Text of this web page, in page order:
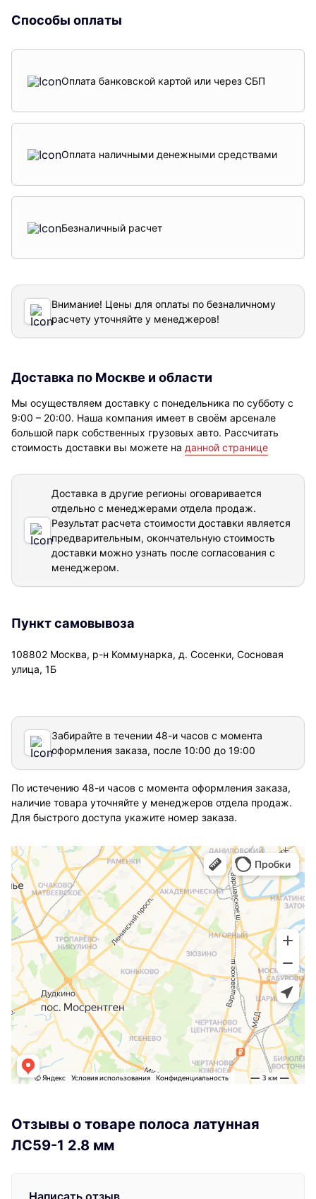
Способы оплаты
Оплата банковской картой или через СБП
Оплата наличными денежными средствами
Безналичный расчет
Внимание! Цены для оплаты по безналичному
расчету уточняйте у менеджеров!
Доставка по Москве и области
Мы осуществляем доставку с понедельника по субботу с
9:00 – 20:00. Наша компания имеет в своём арсенале
большой парк собственных грузовых авто. Рассчитать
стоимость доставки вы можете на данной странице
Доставка в другие регионы оговаривается
отдельно с менеджерами отдела продаж.
Результат расчета стоимости доставки является
предварительным, окончательную стоимость
доставки можно узнать после согласования с
менеджером.
Пункт самовывоза
108802 Москва, р-н Коммунарка, д. Сосенки, Сосновая
улица, 1Б
Забирайте в течении 48-и часов с момента
оформления заказа, после 10:00 до 19:00
По истечению 48-и часов с момента оформления заказа,
наличие товара уточняйте у менеджеров отдела продаж.
Для быстрого доступа укажите номер заказа.
Отзывы о товаре полоса латунная
ЛС59-1 2.8 мм